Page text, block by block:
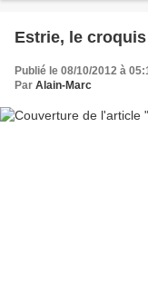
Estrie, le
Publié le 08/10/2012 à
Par Alain-Marc